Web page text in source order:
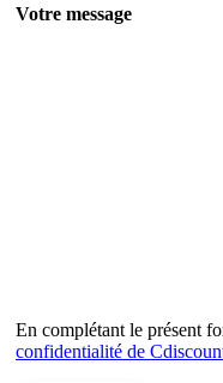
Votre message
En complétant le présent
confidentialité de